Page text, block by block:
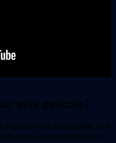
esta película?
alquilar está disponible, por
en nuestra tienda física.